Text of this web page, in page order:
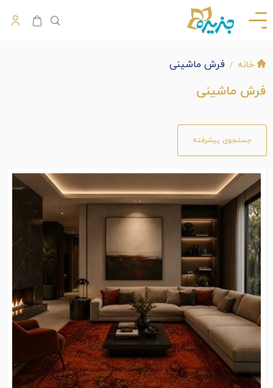
خانه فرش ماشینی
فرش ماشینی
جستجوی پیشرفته